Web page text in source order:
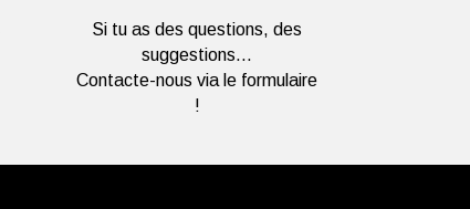
Si tu as des questions, des
suggestions...
Contacte-nous via le formulaire
!